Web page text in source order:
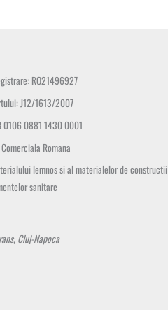
RO21496927
J12/1613/2007
0106 0881 1430 0001
Romana
lemnos si al materialelor de constructii
sanitare
Cluj-Napoca